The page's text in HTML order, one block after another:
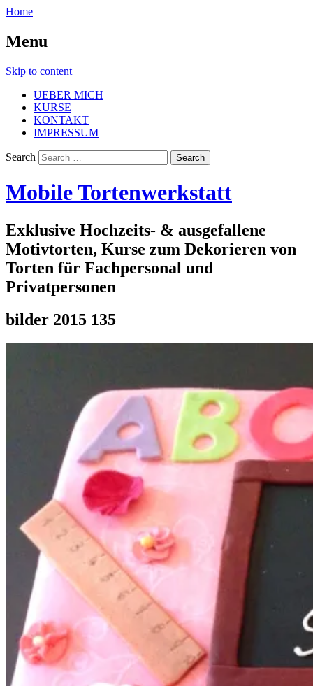
Home
Menu
Skip to content
UEBER MICH
KURSE
KONTAKT
IMPRESSUM
Search
Mobile Tortenwerkstatt
Exklusive Hochzeits- & ausgefallene
Motivtorten, Kurse zum Dekorieren von
Torten für Fachpersonal und
Privatpersonen
bilder 2015 135